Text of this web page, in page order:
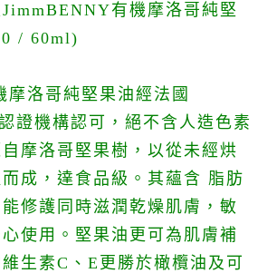
有機摩洛哥純堅
/ 60ml)
摩洛哥純堅果油經法國
證機構認可，絕不含人造色素
摩洛哥堅果樹，以從未經烘
成，達食品級。其蘊含 脂肪
修護同時滋潤乾燥肌膚，敏
使用。堅果油更可為肌膚補
生素C、E更勝於橄欖油及可